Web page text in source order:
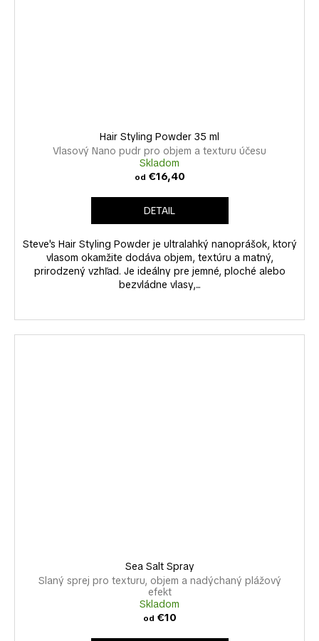
Hair Styling Powder 35 ml
Vlasový Nano pudr pro objem a texturu účesu
Skladom
od €16,40
DETAIL
Steve's Hair Styling Powder je ultralahký nanoprášok, ktorý
vlasom okamžite dodáva objem, textúru a matný,
prirodzený vzhľad. Je ideálny pre jemné, ploché alebo
bezvládne vlasy,...
Sea Salt Spray
Slaný sprej pro texturu, objem a nadýchaný plážový
efekt
Skladom
od €10